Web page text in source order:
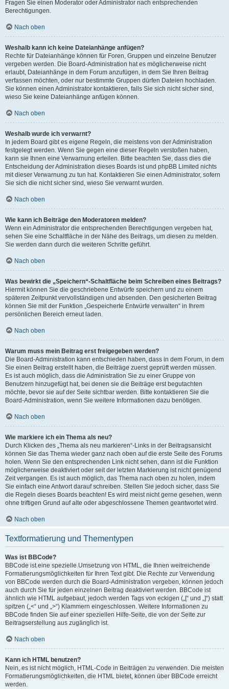
Fragen Sie einen Moderator oder Administrator nach entsprechenden
Berechtigungen.
Nach oben
Weshalb kann ich keine Dateianhänge anfügen?
Rechte für Dateianhänge können für Foren, Gruppen und einzelne Benutzer
vergeben werden. Die Board-Administration hat es möglicherweise nicht
erlaubt, Dateianhänge in dem Forum anzufügen, in dem Sie Ihren Beitrag
verfassen möchten, oder nur bestimmte Gruppen dürfen Dateien hochladen.
Sie können einen Administrator kontaktieren, falls Sie sich nicht sicher sind,
wieso Sie keine Dateianhänge anfügen können.
Nach oben
Weshalb wurde ich verwarnt?
In jedem Board gibt es eigene Regeln, die meistens von der Administration
festgelegt werden. Wenn Sie gegen eine dieser Regeln verstoßen haben,
kann sie Ihnen eine Verwarnung erteilen. Bitte beachten Sie, dass dies die
Entscheidung der Administration dieses Boards ist und phpBB Limited nichts
mit dieser Verwarnung zu tun hat. Kontaktieren Sie einen Administrator, sofern
Sie sich die nicht sicher sind, wieso Sie verwarnt wurden.
Nach oben
Wie kann ich Beiträge den Moderatoren melden?
Wenn ein Administrator die entsprechenden Berechtigungen vergeben hat,
sehen Sie eine Schaltfläche in der Nähe des Beitrags, um diesen zu melden.
Sie werden dann durch die weiteren Schritte geführt.
Nach oben
Was bewirkt die „Speichern“-Schaltfläche beim Schreiben eines Beitrags?
Hiermit können Sie die geschriebene Entwürfe speichern und zu einem
späteren Zeitpunkt vervollständigen und absenden. Den gesicherten Beitrag
können Sie mit der Funktion „Gespeicherte Entwürfe verwalten“ in Ihrem
persönlichen Bereich erneut laden.
Nach oben
Warum muss mein Beitrag erst freigegeben werden?
Die Board-Administration kann entschieden haben, dass in dem Forum, in dem
Sie einen Beitrag erstellt haben, die Beiträge zuerst geprüft werden müssen.
Es ist auch möglich, dass die Administration Sie zu einer Gruppe von
Benutzern hinzugefügt hat, bei denen sie die Beiträge erst begutachten
möchte, bevor sie auf der Seite sichtbar werden. Bitte kontaktieren Sie die
Board-Administration, wenn Sie weitere Informationen dazu benötigen.
Nach oben
Wie markiere ich ein Thema als neu?
Durch Klicken des „Thema als neu markieren“-Links in der Beitragsansicht
können Sie das Thema wieder ganz nach oben auf die erste Seite des Forums
holen. Wenn Sie den entsprechenden Link nicht sehen, dann ist die Funktion
möglicherweise deaktiviert oder seit der letzten Markierung ist nicht genügend
Zeit vergangen. Es ist auch möglich, das Thema nach oben zu holen, indem
Sie einfach eine Antwort darauf schreiben. Stellen Sie jedoch sicher, dass Sie
die Regeln dieses Boards beachten! Es wird meist nicht gerne gesehen, wenn
ohne triftigen Grund auf alte oder abgeschlossene Themen geantwortet wird.
Nach oben
Textformatierung und Thementypen
Was ist BBCode?
BBCode ist eine spezielle Umsetzung von HTML, die Ihnen weitreichende
Formatierungsmöglichkeiten für Ihren Text gibt. Die Rechte zur Verwendung
von BBCode werden durch die Board-Administration vergeben, können jedoch
auch durch Sie für jeden einzelnen Beitrag deaktiviert werden. BBCode ist
ähnlich wie HTML aufgebaut, jedoch werden Tags von eckigen („[“ und „]“) statt
spitzen („<“ und „>“) Klammern eingeschlossen. Weitere Informationen zu
BBCode finden Sie auf einer speziellen Hilfe-Seite, die von der Seite zur
Beitragserstellung aus zugänglich ist.
Nach oben
Kann ich HTML benutzen?
Nein, es ist nicht möglich, HTML-Code in Beiträgen zu verwenden. Die meisten
Formatierungsmöglichkeiten, die HTML bietet, können über BBCode erreicht
werden.